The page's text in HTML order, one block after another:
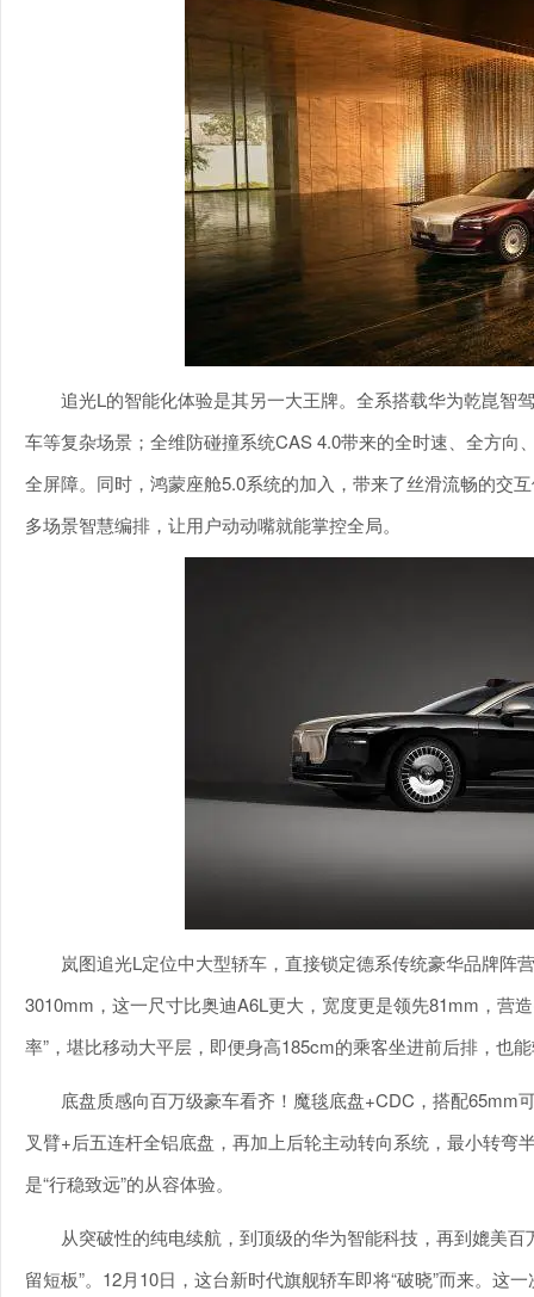
追光L的智能化体验是其另一大王牌。全系搭载华为乾崑智
车等复杂场景；全维防碰撞系统CAS 4.0带来的全时速、全方
全屏障。同时，鸿蒙座舱5.0系统的加入，带来了丝滑流畅的交
多场景智慧编排，让用户动动嘴就能掌控全局。
岚图追光L定位中大型轿车，直接锁定德系传统豪华品牌阵
3010mm，这一尺寸比奥迪A6L更大，宽度更是领先81mm，营
率”，堪比移动大平层，即便身高185cm的乘客坐进前后排，也
底盘质感向百万级豪车看齐！魔毯底盘+CDC，搭配
叉臂+后五连杆全铝底盘，再加上后轮主动转向系统，最小转
是“行稳致远”的从容体验。
从突破性的纯电续航，到顶级的华为智能科技，再到媲美
留短板”。12月10日，这台新时代旗舰轿车即将“破晓”而来。这